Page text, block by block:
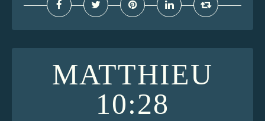
MATTHIEU
10:28